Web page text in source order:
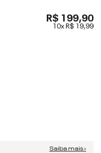
R$ 199,90
10xR$ 19,99
Saiba mais ›